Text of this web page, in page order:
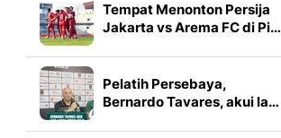
Tempat Menonton Persija
Jakarta vs Arema FC di Pi…
Pelatih Persebaya,
Bernardo Tavares, akui la…